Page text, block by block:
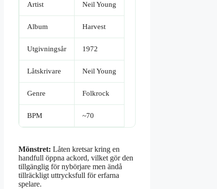
Artist Neil Young
Album Harvest
Utgivningsår 1972
Låtskrivare Neil Young
Genre Folkrock
BPM ~70
Mönstret: Låten kretsar kring en
handfull öppna ackord, vilket gör den
tillgänglig för nybörjare men ändå
tillräckligt uttrycksfull för erfarna
spelare.